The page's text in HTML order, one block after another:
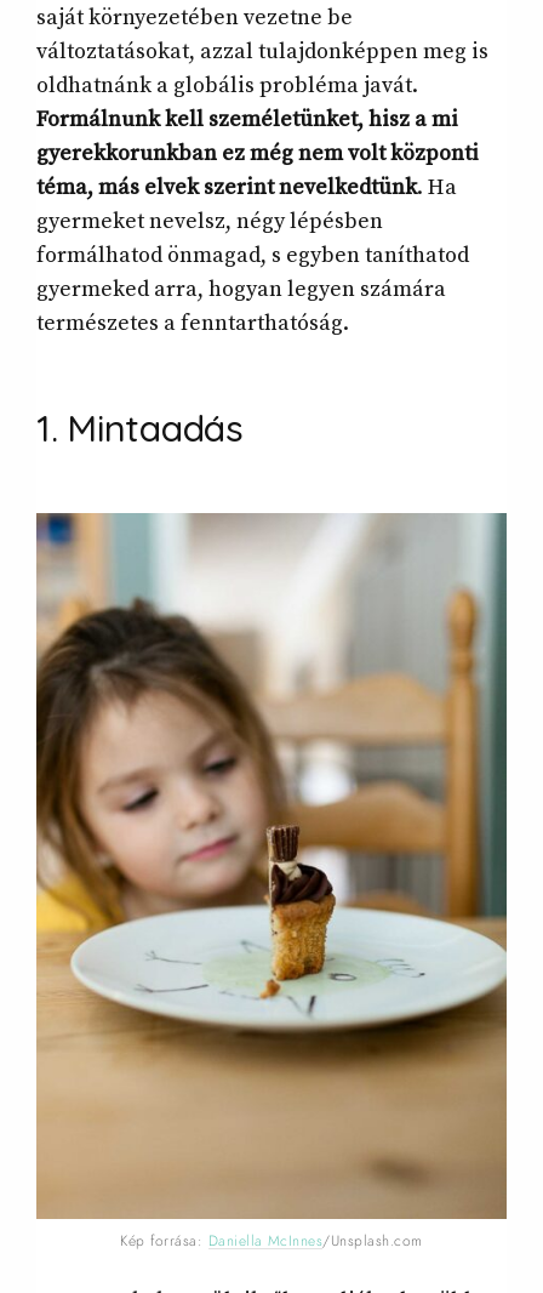
saját környezetében vezetne be
változtatásokat, azzal tulajdonképpen meg is
oldhatnánk a globális probléma javát.
Formálnunk kell személetünket, hisz a mi
gyerekkorunkban ez még nem volt központi
téma, más elvek szerint nevelkedtünk. Ha
gyermeket nevelsz, négy lépésben
formálhatod önmagad, s egyben taníthatod
gyermeked arra, hogyan legyen számára
természetes a fenntarthatóság.
1. Mintaadás
Kép forrása: Daniella McInnes/Unsplash.com